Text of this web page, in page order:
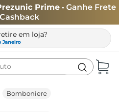
Prime • Ganhe Frete
em loja?
Janeiro
Bomboniere